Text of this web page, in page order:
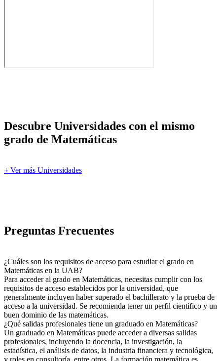
Descubre Universidades con el mismo
grado de Matemáticas
+ Ver más Universidades
Preguntas Frecuentes
¿Cuáles son los requisitos de acceso para estudiar el grado en
Matemáticas en la UAB?
Para acceder al grado en Matemáticas, necesitas cumplir con los
requisitos de acceso establecidos por la universidad, que
generalmente incluyen haber superado el bachillerato y la prueba de
acceso a la universidad. Se recomienda tener un perfil científico y un
buen dominio de las matemáticas.
¿Qué salidas profesionales tiene un graduado en Matemáticas?
Un graduado en Matemáticas puede acceder a diversas salidas
profesionales, incluyendo la docencia, la investigación, la
estadística, el análisis de datos, la industria financiera y tecnológica,